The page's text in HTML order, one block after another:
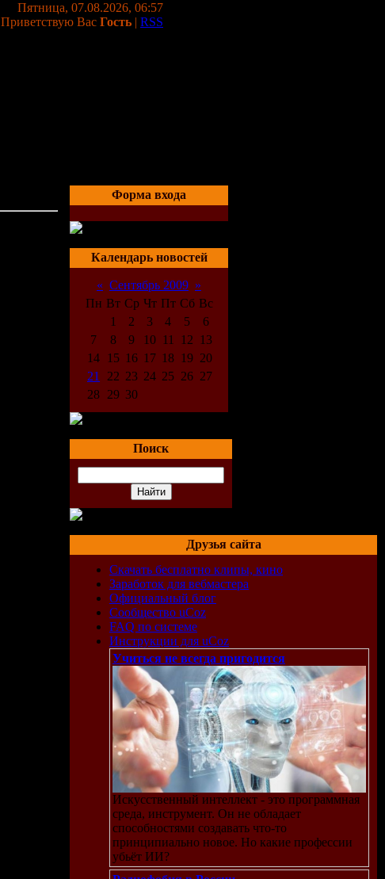
Пятница, 07.08.2026, 06:57
Приветствую Вас Гость | RSS
Форма входа
Календарь новостей
« Сентябрь 2009 »
Пн Вт Ср Чт Пт Сб Вс
1
2 3 4 5
6
7
8 9 10 11 12
13
14
15 16 17 18 19 20
21
22 23 24 25 26 27
28 29 30
Поиск
Друзья сайта
Скачать бесплатно клипы, кино
Заработок для вебмастера
Официальный блог
Сообщество uCoz
FAQ по системе
Инструкции для uCoz
Учиться не всегда пригодится
Искусственный интеллект - это программная
среда, инструмент. Он не обладает
способностями создавать что-то
принципиально новое. Но какие профессии
убьёт ИИ?